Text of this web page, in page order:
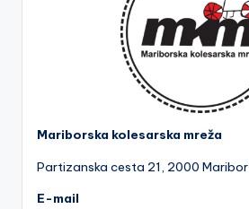
Mariborska kolesarska mreža
Partizanska cesta 21, 2000 Maribor
E-mail